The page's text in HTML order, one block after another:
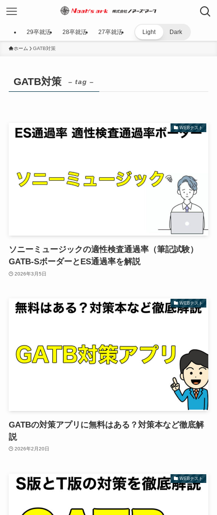
29卒就活 28卒就活 27卒就活 Light Dark
ホーム GATB対策
GATB対策 – tag –
WEBテスト
ソニーミュージックの適性検査通過率（筆記試験）
GATB-SボーダーとES通過率を解説
2026年3月5日
WEBテスト
GATBの対策アプリに無料はある？対策本など徹底解
説
2026年2月20日
WEBテスト